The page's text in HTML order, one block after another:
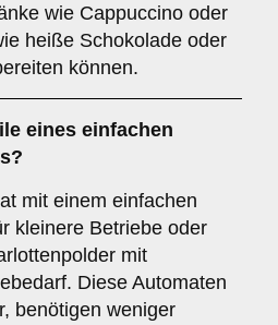
wie Cappuccino oder
heiße Schokolade oder
können.
eines einfachen
?
mit einem einfachen
kleinere Betriebe oder
mit
Diese Automaten
benötigen weniger